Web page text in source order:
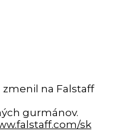
zmenil na Falstaff
gurmánov.
sk